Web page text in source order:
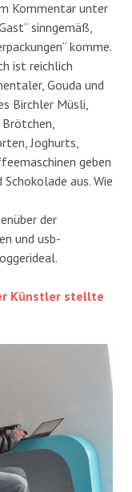
Kommentar unter
sinngemäß,
komme.
ist reichlich
Gouda und
Birchler Müsli,
Joghurts,
geben
aus. Wie
der
und usb-
Künstler stellte